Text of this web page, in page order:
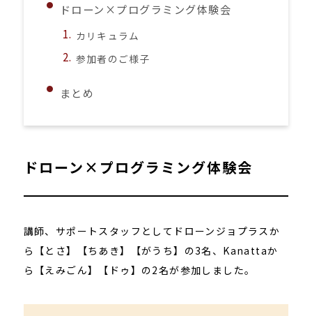
ドローン×プログラミング体験会
カリキュラム
参加者のご様子
まとめ
ドローン×プログラミング体験会
講師、サポートスタッフとしてドローンジョプラスか
ら【とさ】【ちあき】【がうち】の3名、Kanattaか
ら【えみごん】【ドゥ】の2名が参加しました。